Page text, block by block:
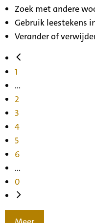
Zoek met andere
Gebruik leestekens
Verander of
1
...
2
3
4
5
6
...
0